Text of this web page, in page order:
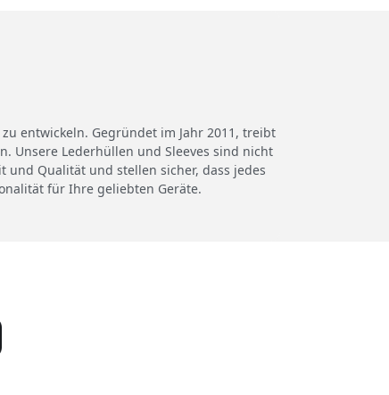
entwickeln. Gegründet im Jahr 2011, treibt
Unsere Lederhüllen und Sleeves sind nicht
Qualität und stellen sicher, dass jedes
für Ihre geliebten Geräte.